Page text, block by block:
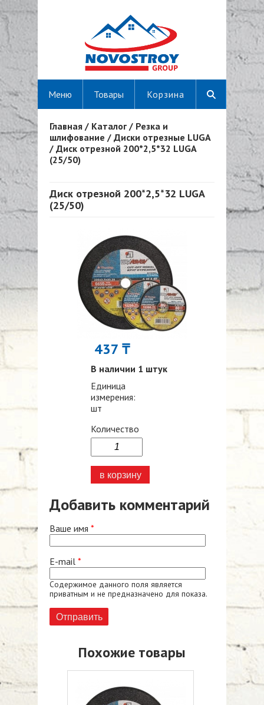
Корзина
Меню Товары
Вы здесь
Главная / Каталог / Резка и
шлифование / Диски отрезные LUGA
/ Диск отрезной 200*2,5*32 LUGA
(25/50)
Диск отрезной 200*2,5*32 LUGA
(25/50)
437 ₸
В наличии 1 штук
Единица
измерения:
шт
Количество
Добавить комментарий
Ваше имя *
E-mail *
Содержимое данного поля является
приватным и не предназначено для показа.
Похожие товары